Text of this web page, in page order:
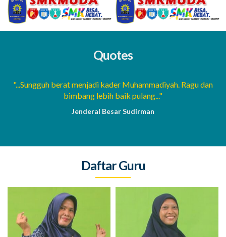
Quotes
"...Sungguh berat menjadi kader Muhammadiyah. Ragu dan
bimbang lebih baik pulang..."
Jenderal Besar Sudirman
Daftar Guru